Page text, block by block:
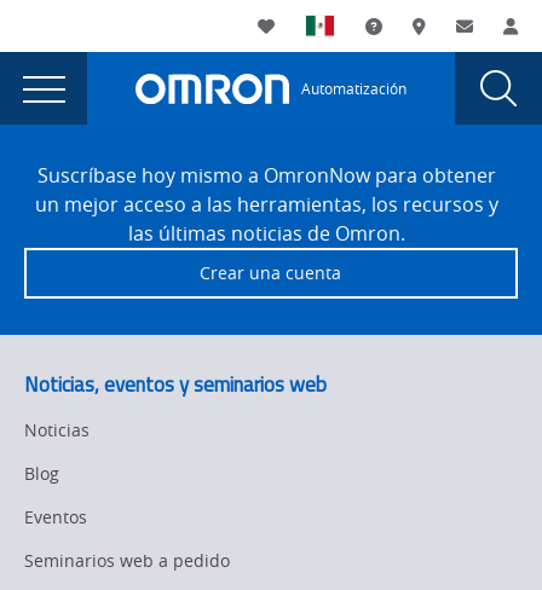
currently
viewing
the
Helps
Automaker
Replace
Light
Curtains
Utility
Navigation
My List Soporte DóndeContacto
Main
Navigation
Automatización
Omron
Helps
Automaker
Replace
Safety
Light
Curtains
FooterSuscríbase hoy mismo a OmronNow para obtener
un mejor acceso a las herramientas, los recursos y
las últimas noticias de Omron.
Crear una cuenta
Noticias, eventos y seminarios web
Noticias
Blog
Eventos
Seminarios web a pedido